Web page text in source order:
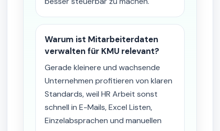
Warum ist Mitarbeiterdaten
verwalten für KMU relevant?
Gerade kleinere und wachsende
Unternehmen profitieren von klaren
Standards, weil HR Arbeit sonst
schnell in E-Mails, Excel Listen,
Einzelabsprachen und manuellen